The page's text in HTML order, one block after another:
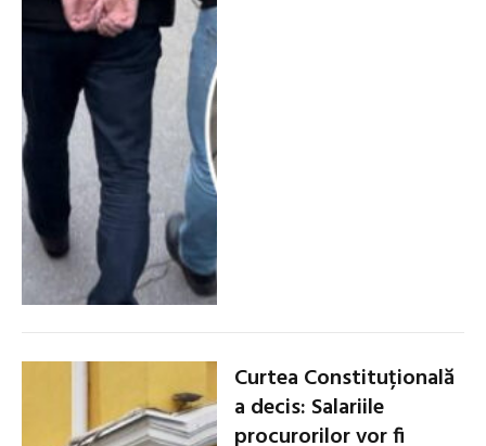
Curtea Constituțională
a decis: Salariile
procurorilor vor fi